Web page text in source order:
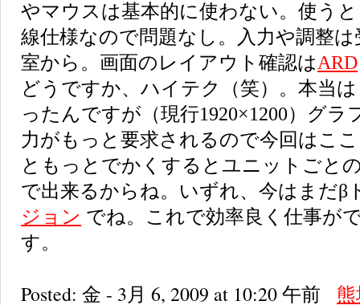
やマウスは基本的に使わない。使う
線仕様なので問題なし。入力や調整
室から。画面のレイアウト確認はARD
どうですか、ハイテク（笑）。本当
ったんですが（現行1920×1200）グラ
力がもっと要求されるので今回はこ
ともっとでかくするとユニットごと
で出来るからね。いずれ、今はまだβ
ジョン でね。これで効率良く仕事が
す。
Posted: 金 - 3月 6, 2009 at 10:20 午前